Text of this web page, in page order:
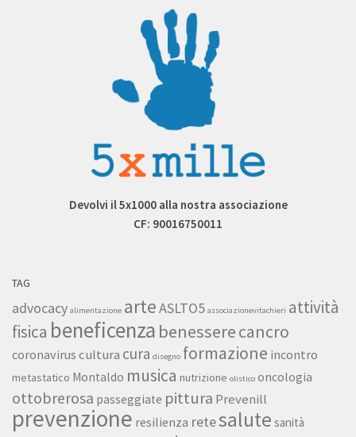
Devolvi il 5x1000 alla nostra associazione
CF: 90016750011
TAG
advocacy alimentazione arteASLTO5 associazionevitachieri attività
fisica beneficenza benesserecancro
coronavirus cultura cura disegno formazione incontro
metastatico Montaldo musica nutrizione olistico oncologia
ottobrerosa passeggiate pittura Prevenill
prevenzione resilienza retesalute sanità